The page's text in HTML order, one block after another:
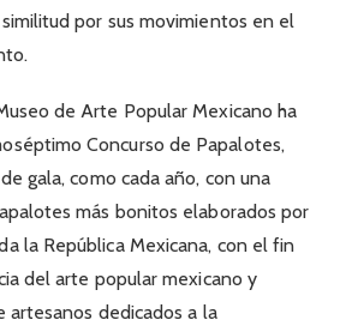
por sus movimientos en el
de Arte Popular Mexicano ha
Concurso de Papalotes,
gala, como cada año, con una
más bonitos elaborados por
la República Mexicana, con el fin
del arte popular mexicano y
artesanos dedicados a la